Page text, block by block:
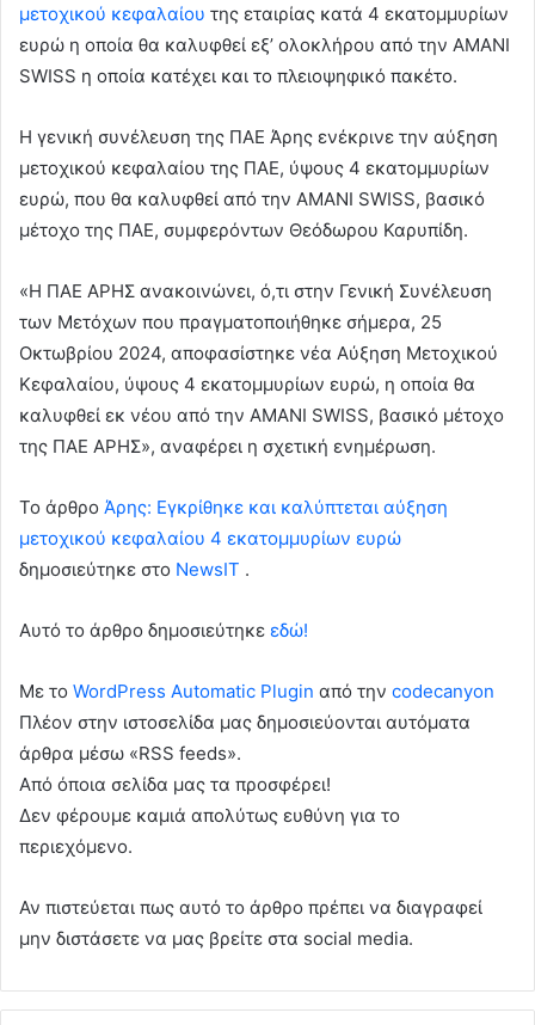
μετοχικού κεφαλαίου της εταιρίας κατά 4 εκατομμυρίων
ευρώ η οποία θα καλυφθεί εξ’ ολοκλήρου από την AMANI
SWISS η οποία κατέχει και το πλειοψηφικό πακέτο.
H γενική συνέλευση της ΠΑΕ Άρης ενέκρινε την αύξηση
μετοχικού κεφαλαίου της ΠΑΕ, ύψους 4 εκατομμυρίων
ευρώ, που θα καλυφθεί από την ΑΜΑΝΙ SWISS, βασικό
μέτοχο της ΠΑΕ, συμφερόντων Θεόδωρου Καρυπίδη.
«Η ΠΑΕ ΑΡΗΣ ανακοινώνει, ό,τι στην Γενική Συνέλευση
των Μετόχων που πραγματοποιήθηκε σήμερα, 25
Οκτωβρίου 2024, αποφασίστηκε νέα Αύξηση Μετοχικού
Κεφαλαίου, ύψους 4 εκατομμυρίων ευρώ, η οποία θα
καλυφθεί εκ νέου από την ΑΜΑΝΙ SWISS, βασικό μέτοχο
της ΠΑΕ ΑΡΗΣ», αναφέρει η σχετική ενημέρωση.
To άρθρο Άρης: Εγκρίθηκε και καλύπτεται αύξηση
μετοχικού κεφαλαίου 4 εκατομμυρίων ευρώ
δημοσιεύτηκε στο NewsIT .
Αυτό το άρθρο δημοσιεύτηκε εδώ!
Με το WordPress Automatic Plugin από την codecanyon
Πλέον στην ιστοσελίδα μας δημοσιεύονται αυτόματα
άρθρα μέσω «RSS feeds».
Από όποια σελίδα μας τα προσφέρει!
Δεν φέρουμε καμιά απολύτως ευθύνη για το
περιεχόμενο.
Αν πιστεύεται πως αυτό το άρθρο πρέπει να διαγραφεί
μην διστάσετε να μας βρείτε στα social media.